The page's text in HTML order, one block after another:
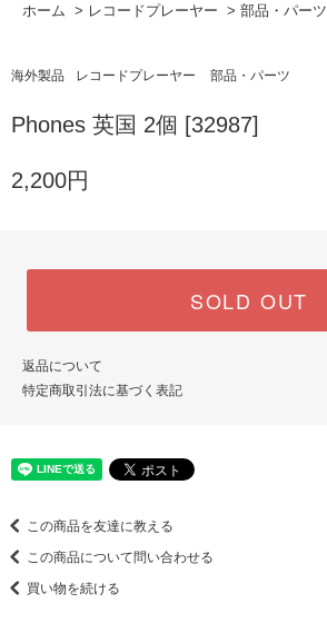
ホーム > レコードプレーヤー > 部品・パーツ
海外製品 レコードプレーヤー 部品・パーツ
Phones 英国 2個 [32987]
2,200円
SOLD OUT
返品について
特定商取引法に基づく表記
この商品を友達に教える
この商品について問い合わせる
買い物を続ける